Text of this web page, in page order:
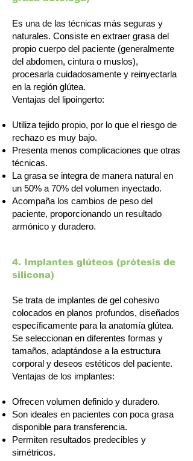
Es una de las técnicas más seguras y
naturales. Consiste en extraer grasa del
propio cuerpo del paciente (generalmente
del abdomen, cintura o muslos),
procesarla cuidadosamente y reinyectarla
en la región glútea.
Ventajas del lipoingerto:
Utiliza tejido propio, por lo que el riesgo de
rechazo es muy bajo.
Presenta menos complicaciones que otras
técnicas.
La grasa se integra de manera natural en
un 50% a 70% del volumen inyectado.
Acompaña los cambios de peso del
paciente, proporcionando un resultado
armónico y duradero.
4. Implantes glúteos (prótesis de
silicona)
Se trata de implantes de gel cohesivo
colocados en planos profundos, diseñados
específicamente para la anatomía glútea.
Se seleccionan en diferentes formas y
tamaños, adaptándose a la estructura
corporal y deseos estéticos del paciente.
Ventajas de los implantes:
Ofrecen volumen definido y duradero.
Son ideales en pacientes con poca grasa
disponible para transferencia.
Permiten resultados predecibles y
simétricos.